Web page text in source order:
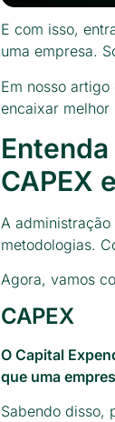
E com isso,
uma empresa.
Em nosso
encaixar melhor
CAPEX
A
metodologias.
Agora, vamos
CAPEX
O Capital
que uma
Sabendo disso,